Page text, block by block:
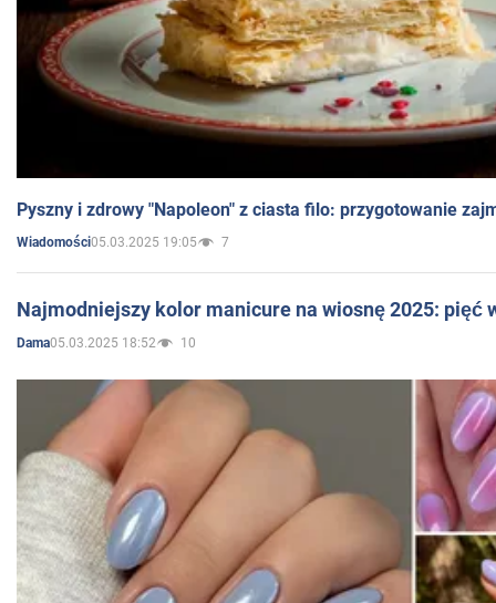
Pyszny i zdrowy "Napoleon" z ciasta filo: przygotowanie
Wiadomości05.03.2025 19:05 7
Najmodniejszy kolor manicure na wiosnę 2025: pięć
Dama05.03.2025 18:52 10